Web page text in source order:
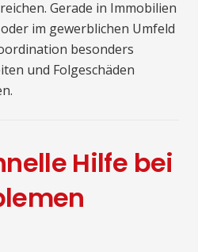
Gerade in Immobilien
im gewerblichen Umfeld
besonders
und Folgeschäden
Hilfe bei